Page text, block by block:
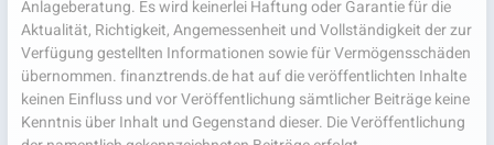
Anlageberatung. Es wird keinerlei Haftung oder Garantie für die
Aktualität, Richtigkeit, Angemessenheit und Vollständigkeit der zur
Verfügung gestellten Informationen sowie für Vermögensschäden
übernommen. finanztrends.de hat auf die veröffentlichten Inhalte
keinen Einfluss und vor Veröffentlichung sämtlicher Beiträge keine
Kenntnis über Inhalt und Gegenstand dieser. Die Veröffentlichung